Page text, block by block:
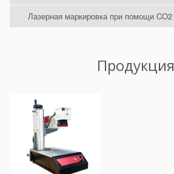
Лазерная маркировка при помощи CO2
Продукция